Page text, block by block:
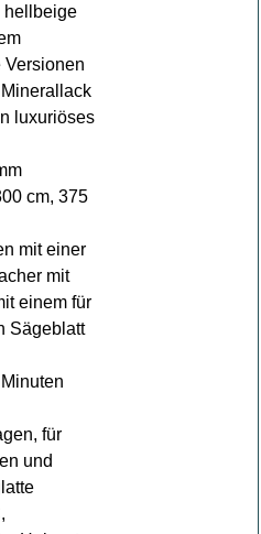
hellbeige
Versionen
luxuriöses
cm, 375
mit einer
mit
einem für
Sägeblatt
für
und